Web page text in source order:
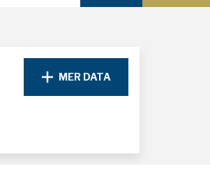
MER DATA